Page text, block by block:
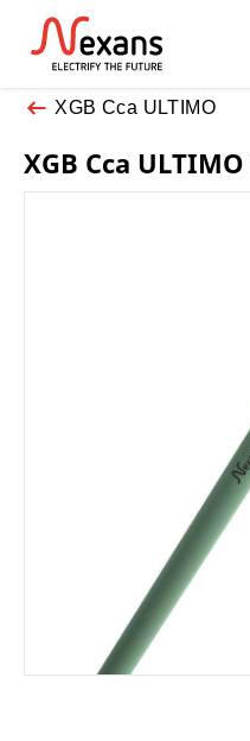
XGB Cca ULTIMO
XGB Cca